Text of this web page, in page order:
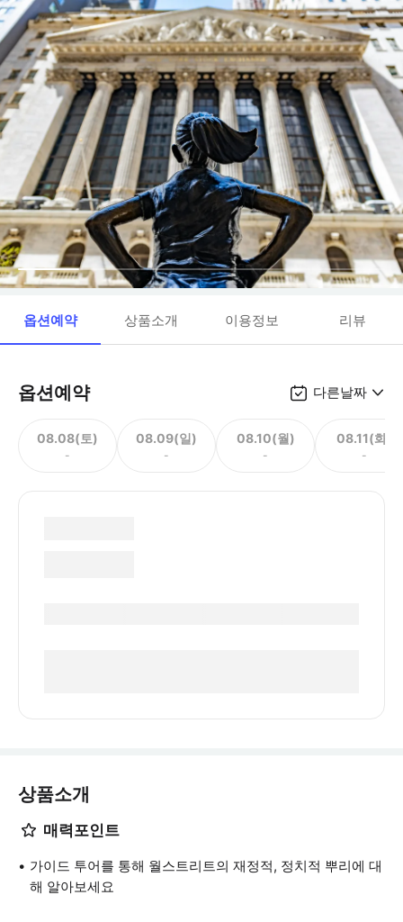
옵션예약 상품소개 이용정보 리뷰
옵션예약 다른날짜
08.08(토)
-
08.09(일)
-
08.10(월)
-
08.11(화)
-
상품소개
매력포인트
가이드 투어를 통해 월스트리트의 재정적, 정치적 뿌리에 대
해 알아보세요